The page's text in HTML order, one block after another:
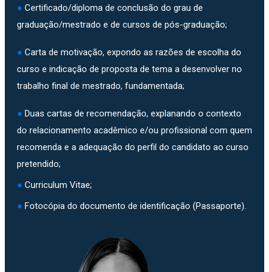
● Certificado/diploma de conclusão do grau de
graduação/mestrado e de cursos de pós-graduação;
● Carta de motivação, expondo as razões de escolha do
curso e indicação de proposta de tema a desenvolver no
trabalho final de mestrado, fundamentada;
● Duas cartas de recomendação, explanando o contexto
do relacionamento acadêmico e/ou profissional com quem
recomenda e a adequação do perfil do candidato ao curso
pretendido;
● Curriculum Vitae;
● Fotocópia do documento de identificação (Passaporte).